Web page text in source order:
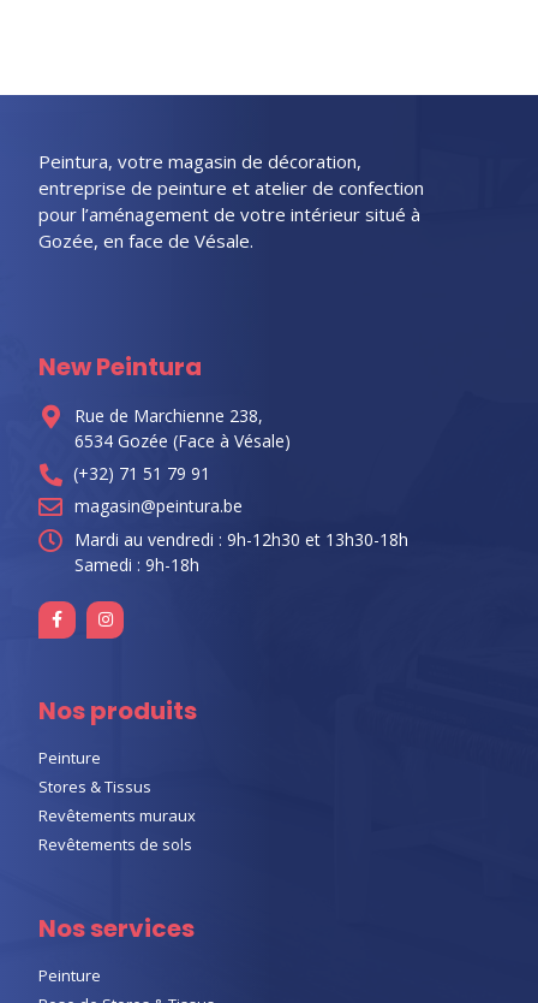
Peintura, votre magasin de décoration,
entreprise de peinture et atelier de confection
pour l’aménagement de votre intérieur situé à
Gozée, en face de Vésale.
New Peintura
Rue de Marchienne 238,
6534 Gozée (Face à Vésale)
(+32) 71 51 79 91
magasin@peintura.be
Mardi au vendredi : 9h-12h30 et 13h30-18h
Samedi : 9h-18h
Nos produits
Peinture
Stores & Tissus
Revêtements muraux
Revêtements de sols
Nos services
Peinture